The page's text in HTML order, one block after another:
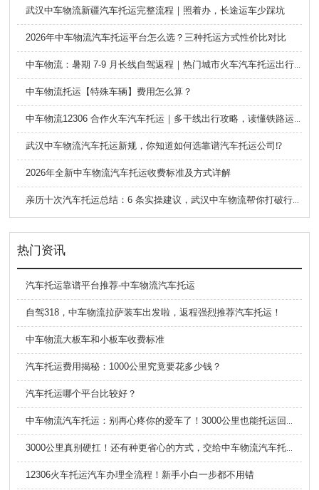
武汉中车物流新疆汽车托运完整流程｜照着办，长途运车少踩坑
2026年中车物流汽车托运平台怎么选？三种托运方式性价比对比
中车物流：暑期 7-9 月长线自驾返程｜热门城市火车汽车托运出行全攻略
中车物流托运【特殊车辆】费用怎么算？
中车物流12306 合作火车汽车托运｜多干线出行攻略，读懂铁路运车的优势与避坑要点
武汉中车物流汽车托运新规，你知道如何选靠谱汽车托运公司⁉️
2026年全新中车物流汽车托运收费标准及方式详解
亲历十次汽车托运总结：6 条实操建议，武汉中车物流帮你打破行业信息差
热门资讯
汽车托运靠谱平台推荐-中车物流汽车托运
自驾318，中车物流拉萨装车出发啦，返程强烈推荐汽车托运！
中车物流大板车和小板车收费标准
汽车托运费用揭秘：1000公里究竟要花多少钱？
汽车托运哪个平台比较好？
3000公里真别硬扛！还有种更省心的方式，交给中车物流汽车托运安排吧！
12306火车托运汽车办理全流程！新手小白一步都不用错